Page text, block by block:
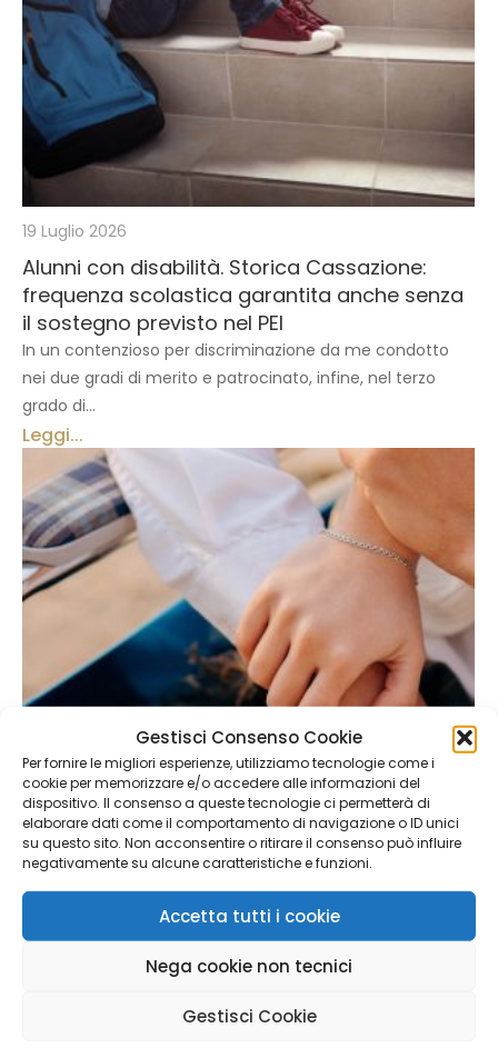
Gestisci Consenso Cookie
Per fornire le migliori esperienze, utilizziamo tecnologie come i
cookie per memorizzare e/o accedere alle informazioni del
dispositivo. Il consenso a queste tecnologie ci permetterà di
elaborare dati come il comportamento di navigazione o ID unici
su questo sito. Non acconsentire o ritirare il consenso può influire
negativamente su alcune caratteristiche e funzioni.
Accetta tutti i cookie
Nega cookie non tecnici
Gestisci Cookie
19 Luglio 2026
Alunni con disabilità. Storica Cassazione:
frequenza scolastica garantita anche senza
il sostegno previsto nel PEI
In un contenzioso per discriminazione da me condotto
nei due gradi di merito e patrocinato, infine, nel terzo
grado di...
Leggi...
Invalidità al 74%: dal 2026 congedi fino a 2
Con la Legge 18 luglio 2025, n. 106, il legislatore è